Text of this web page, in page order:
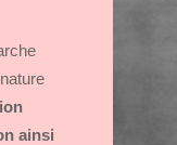
ainsi